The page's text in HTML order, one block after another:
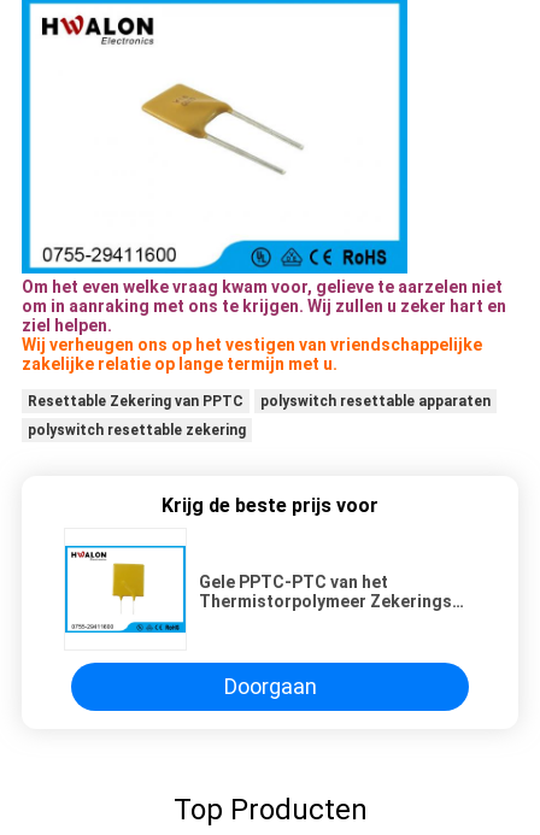
Om het even welke vraag kwam voor, gelieve te aarzelen niet
om in aanraking met ons te krijgen. Wij zullen u zeker hart en
ziel helpen.
Wij verheugen ons op het vestigen van vriendschappelijke
zakelijke relatie op lange termijn met u.
Resettable Zekering van PPTC
polyswitch resettable apparaten
polyswitch resettable zekering
Krijg de beste prijs voor
Gele PPTC-PTC van het
Thermistorpolymeer Zekerings
Doorgaan
Top Producten